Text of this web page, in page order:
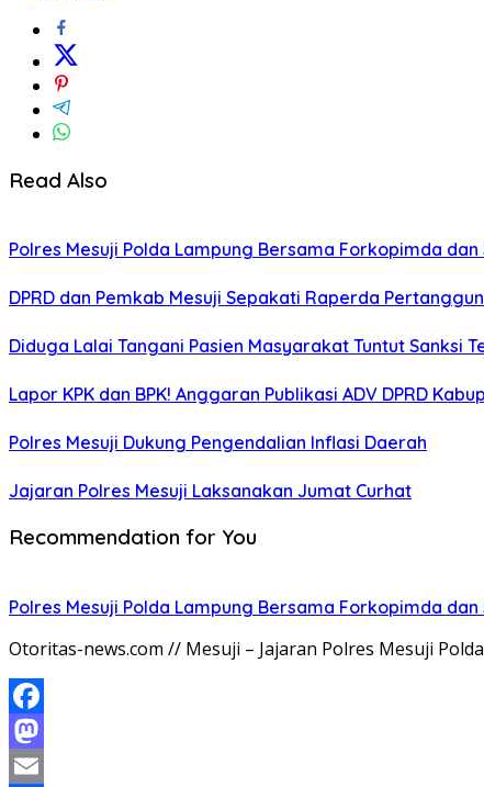
Read Also
Polres Mesuji Polda Lampung Bersama Forkopimda
DPRD dan Pemkab Mesuji Sepakati Raperda
Diduga Lalai Tangani Pasien Masyarakat Tuntut Sanksi
Lapor KPK dan BPK! Anggaran Publikasi ADV DPRD
Polres Mesuji Dukung Pengendalian Inflasi Daerah
Jajaran Polres Mesuji Laksanakan Jumat Curhat
Recommendation for You
Polres Mesuji Polda Lampung Bersama Forkopimda
Otoritas-news.com // Mesuji – Jajaran Polres Mesuji
Facebook
Mastodon